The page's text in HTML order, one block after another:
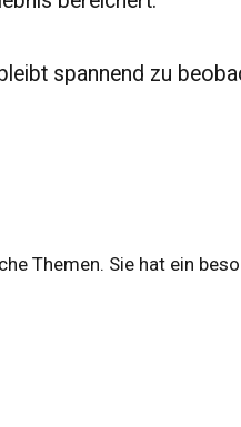
spannend zu
Themen. Sie hat ein